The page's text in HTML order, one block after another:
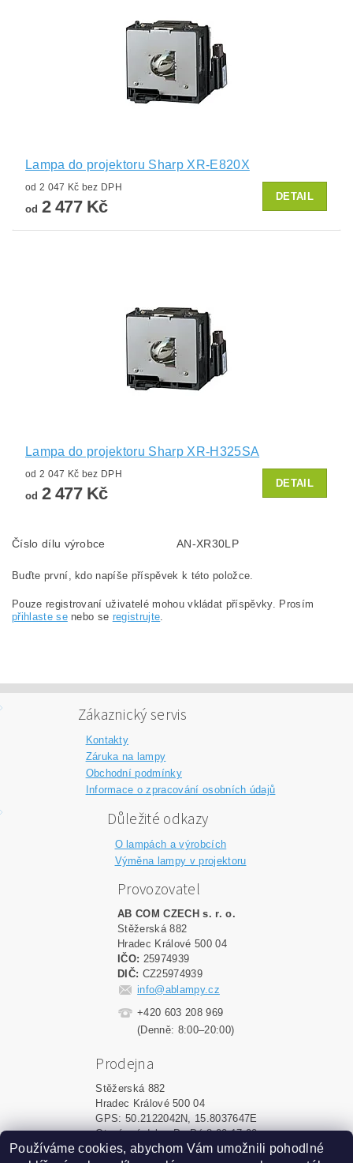
Lampa do projektoru Sharp XR-E820X
od 2 047 Kč bez DPH
od 2 477 Kč
DETAIL
Lampa do projektoru Sharp XR-H325SA
od 2 047 Kč bez DPH
od 2 477 Kč
DETAIL
Číslo dílu výrobce AN-XR30LP
Buďte první, kdo napíše příspěvek k této položce.
Pouze registrovaní uživatelé mohou vkládat příspěvky. Prosím
přihlaste senebo se registrujte.
Zákaznický servis
Kontakty
Záruka na lampy
Obchodní podmínky
Informace o zpracování osobních údajů
Důležité odkazy
O lampách a výrobcích
Výměna lampy v projektoru
Provozovatel
AB COM CZECH s. r. o.
Stěžerská 882
Hradec Králové 500 04
IČO: 25974939
DIČ: CZ25974939
info@ablampy.cz
+420 603 208 969
(Denně: 8:00–20:00)
Prodejna
Stěžerská 882
Hradec Králové 500 04
GPS: 50.2122042N, 15.8037647E
Otevírací doba: Po-Pá 8:00-17:00
Používáme cookies, abychom Vám umožnili pohodlné